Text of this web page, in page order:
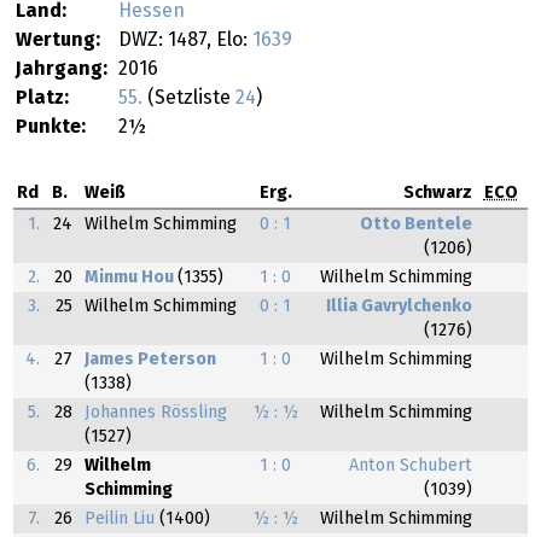
Land:
Hessen
Wertung:
DWZ: 1487, Elo: 1639
Jahrgang: 2016
Platz:
55. (Setzliste 24)
Punkte:
2½
Rd B. Weiß Erg. Schwarz
ECO
1.
24 Wilhelm Schimming 0 : 1
Otto Bentele
(1206)
2.
20 Minmu Hou (1355) 1 : 0
Wilhelm Schimming
3.
25 Wilhelm Schimming 0 : 1
Illia Gavrylchenko
(1276)
4.
27
James Peterson
(1338)
1 : 0 Wilhelm Schimming
5. 28
Johannes Rössling
(1527)
½ : ½ Wilhelm Schimming
6. 29
Wilhelm
Schimming
1 : 0
Anton Schubert
(1039)
7.
26 Peilin Liu (1400) ½ : ½ Wilhelm Schimming